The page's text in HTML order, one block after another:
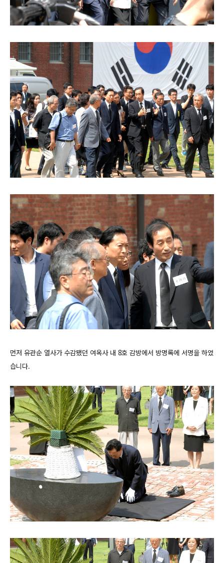
먼저 유관순 열사가 수감됐던 여옥사 내 8호 감방에서 방명록에 서명을 하였
습니다.